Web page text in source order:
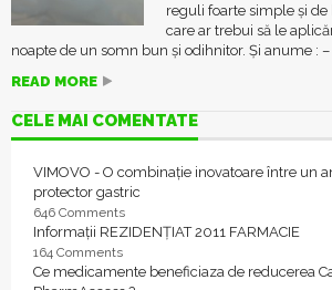
reguli foarte simple și
care ar trebui să le
noapte de un somn bun și odihnitor. Și anume :
READ MORE
CELE MAI COMENTATE
VIMOVO - O combinație inovatoare între un
protector gastric
646 Comments
Informații REZIDENȚIAT 2011 FARMACIE
164 Comments
Ce medicamente beneficiaza de reducerea